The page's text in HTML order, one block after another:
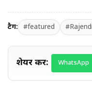
टैग: #featured
शेयर करें: WhatsApp